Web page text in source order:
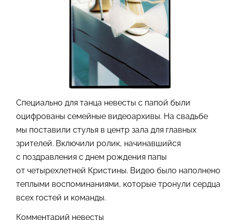
Специально для танца невесты с папой были
оцифрованы семейные видеоархивы. На свадьбе
мы поставили стулья в центр зала для главных
зрителей. Включили ролик, начинавшийся
с поздравления с днем рождения папы
от четырехлетней Кристины. Видео было наполнено
теплыми воспоминаниями, которые тронули сердца
всех гостей и команды.
Комментарий невесты